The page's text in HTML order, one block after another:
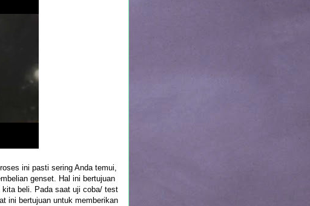
ini pasti sering Anda temui,
genset. Hal ini bertujuan
beli. Pada saat uji coba/ test
ini bertujuan untuk memberikan